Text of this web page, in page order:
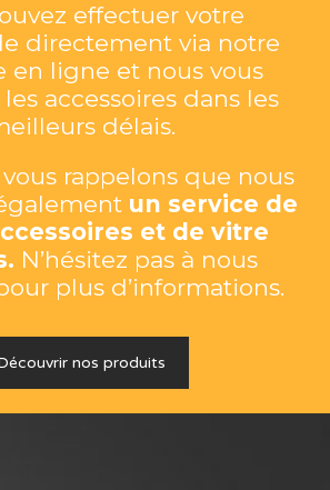
effectuer votre
directement via notre
en ligne et nous vous
accessoires dans les
délais.
rappelons que nous
un service de
et de vitre
N’hésitez pas à nous
plus d’informations.
nos produits